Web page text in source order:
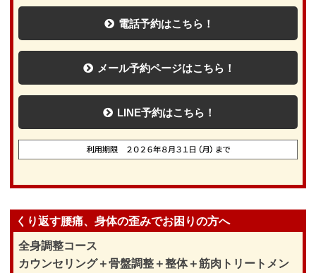
電話予約はこちら！
メール予約ページはこちら！
LINE予約はこちら！
くり返す腰痛、身体の歪みでお困りの方へ
全身調整コース
カウンセリング＋骨盤調整＋整体＋筋肉トリートメン